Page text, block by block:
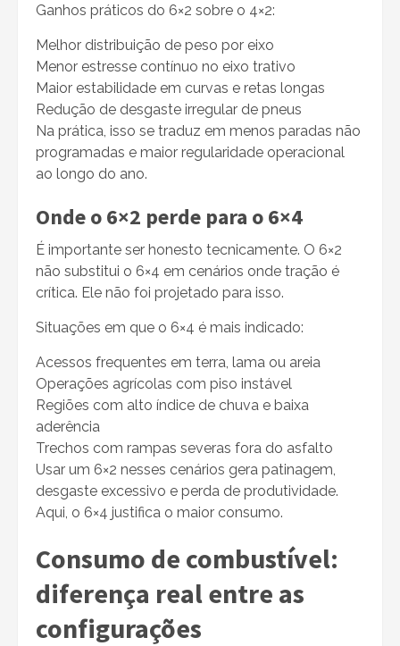
Ganhos práticos do 6×2 sobre o 4×2:
Melhor distribuição de peso por eixo
Menor estresse contínuo no eixo trativo
Maior estabilidade em curvas e retas longas
Redução de desgaste irregular de pneus
Na prática, isso se traduz em menos paradas não
programadas e maior regularidade operacional
ao longo do ano.
Onde o 6×2 perde para o 6×4
É importante ser honesto tecnicamente. O 6×2
não substitui o 6×4 em cenários onde tração é
crítica. Ele não foi projetado para isso.
Situações em que o 6×4 é mais indicado:
Acessos frequentes em terra, lama ou areia
Operações agrícolas com piso instável
Regiões com alto índice de chuva e baixa
aderência
Trechos com rampas severas fora do asfalto
Usar um 6×2 nesses cenários gera patinagem,
desgaste excessivo e perda de produtividade.
Aqui, o 6×4 justifica o maior consumo.
Consumo de combustível:
diferença real entre as
configurações